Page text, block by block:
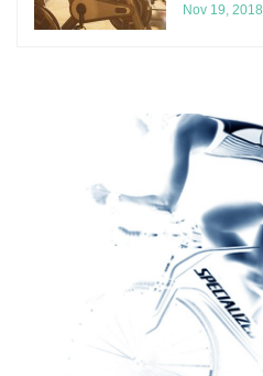
Nov 19, 2018